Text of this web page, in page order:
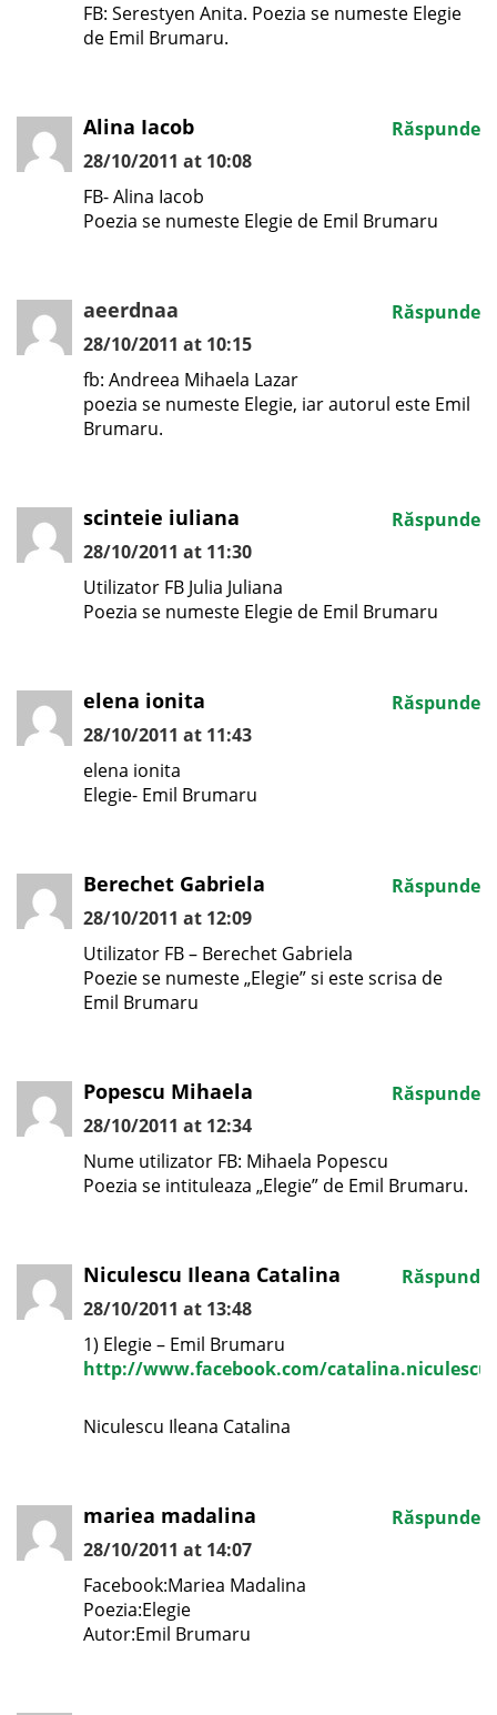
FB: Serestyen Anita. Poezia se numeste Elegie
de Emil Brumaru.
Alina Iacob
28/10/2011 at 10:08
FB- Alina Iacob
Poezia se numeste Elegie de Emil Brumaru
Răspunde
aeerdnaa
28/10/2011 at 10:15
fb: Andreea Mihaela Lazar
poezia se numeste Elegie, iar autorul este Emil
Brumaru.
Răspunde
scinteie iuliana
28/10/2011 at 11:30
Utilizator FB Julia Juliana
Poezia se numeste Elegie de Emil Brumaru
Răspunde
elena ionita
28/10/2011 at 11:43
elena ionita
Elegie- Emil Brumaru
Răspunde
Berechet Gabriela
28/10/2011 at 12:09
Utilizator FB – Berechet Gabriela
Poezie se numeste „Elegie” si este scrisa de
Emil Brumaru
Răspunde
Popescu Mihaela
28/10/2011 at 12:34
Nume utilizator FB: Mihaela Popescu
Poezia se intituleaza „Elegie” de Emil Brumaru.
Răspunde
Niculescu Ileana Catalina
28/10/2011 at 13:48
1) Elegie – Emil Brumaru
http://www.facebook.com/catalina.niculescu
Niculescu Ileana Catalina
Răspunde
mariea madalina
28/10/2011 at 14:07
Facebook:Mariea Madalina
Poezia:Elegie
Autor:Emil Brumaru
Răspunde